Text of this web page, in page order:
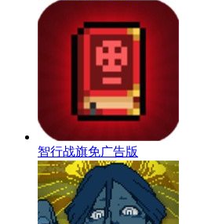
智行战旗免广告版